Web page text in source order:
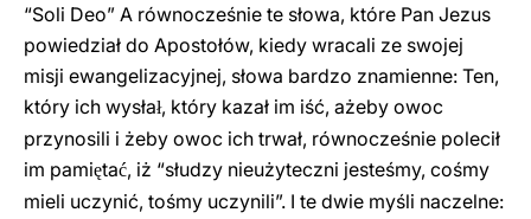
“Soli Deo” A równocześnie te słowa, które Pan Jezus
powiedział do Apostołów, kiedy wracali ze swojej
misji ewangelizacyjnej, słowa bardzo znamienne: Ten,
który ich wysłał, który kazał im iść, ażeby owoc
przynosili i żeby owoc ich trwał, równocześnie polecił
im pamiętać, iż “słudzy nieużyteczni jesteśmy, cośmy
mieli uczynić, tośmy uczynili”. I te dwie myśli naczelne: